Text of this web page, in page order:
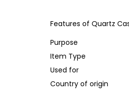
Features of Quartz
Purpose
Item Type
Used for
Country of